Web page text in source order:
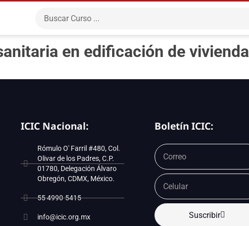
en edificación de vivienda
ICIC Nacional:
Rómulo O' Farril #480, Col.
Olivar de los Padres, C.P.
01780, Delegación Álvaro
Obregón, CDMX, México.
55 4990-5415
info@icic.org.mx
Boletín ICIC:
Suscribir